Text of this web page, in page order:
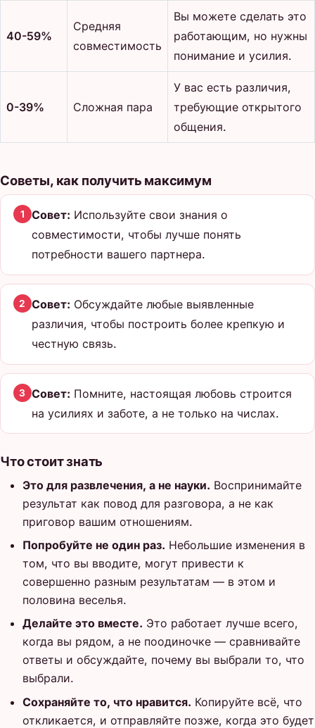
40-59%
Средняя
совместимость
Вы можете сделать это
работающим, но нужны
понимание и усилия.
0-39% Сложная пара
У вас есть различия,
требующие открытого
общения.
Советы, как получить максимум
1 Совет: Используйте свои знания о
совместимости, чтобы лучше понять
потребности вашего партнера.
2 Совет: Обсуждайте любые выявленные
различия, чтобы построить более крепкую и
честную связь.
3 Совет: Помните, настоящая любовь строится
на усилиях и заботе, а не только на числах.
Что стоит знать
Это для развлечения, а не науки. Воспринимайте
результат как повод для разговора, а не как
приговор вашим отношениям.
Попробуйте не один раз. Небольшие изменения в
том, что вы вводите, могут привести к
совершенно разным результатам — в этом и
половина веселья.
Делайте это вместе. Это работает лучше всего,
когда вы рядом, а не поодиночке — сравнивайте
ответы и обсуждайте, почему вы выбрали то, что
выбрали.
Сохраняйте то, что нравится. Копируйте всё, что
откликается, и отправляйте позже, когда это будет